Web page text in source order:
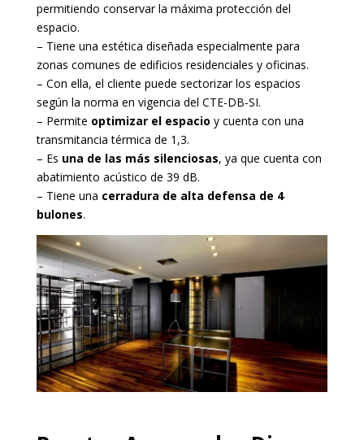
permitiendo conservar la máxima protección del
espacio.
– Tiene una estética diseñada especialmente para
zonas comunes de edificios residenciales y oficinas.
– Con ella, el cliente puede sectorizar los espacios
según la norma en vigencia del CTE-DB-SI.
– Permite optimizar el espacio y cuenta con una
transmitancia térmica de 1,3.
– Es una de las más silenciosas, ya que cuenta con
abatimiento acústico de 39 dB.
– Tiene una cerradura de alta defensa de 4
bulones.